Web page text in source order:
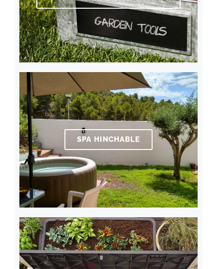
SPA HINCHABLE